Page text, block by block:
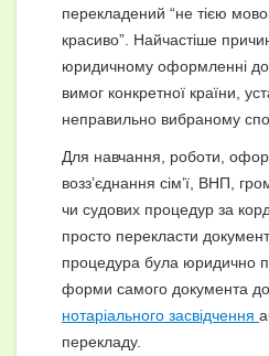
перекладений “не тією
красиво”. Найчастіше
юридичному оформленні
вимог конкретної країни,
неправильно вибраному
Для навчання, роботи,
возз’єднання сім’ї, ВНП,
чи судових процедур за
просто перекласти
процедура була юридично
форми самого документа до
нотаріального засвідчення
перекладу.